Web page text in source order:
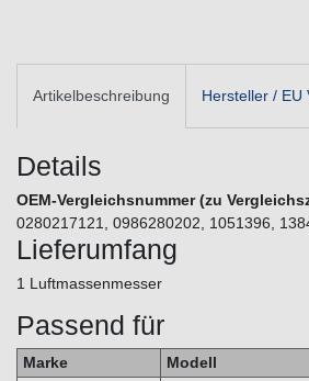
Artikelbeschreibung Hersteller / EU
Details
OEM-Vergleichsnummer (zu
0280217121, 0986280202, 1051396,
Lieferumfang
1 Luftmassenmesser
Passend für
Marke Modell